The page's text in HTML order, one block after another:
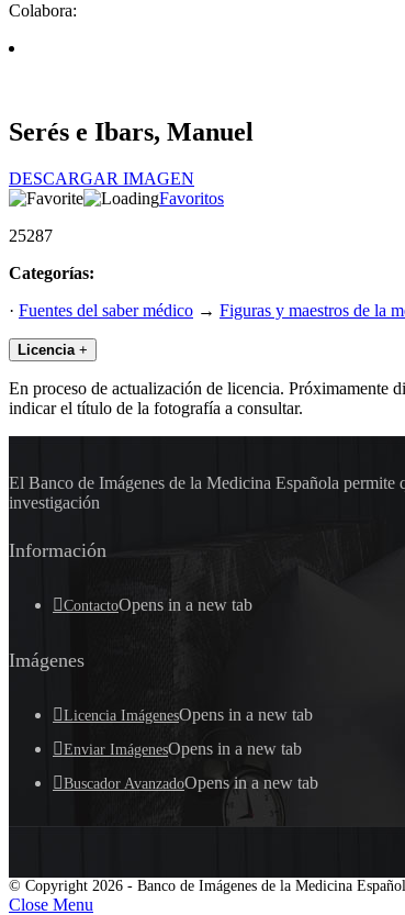
Colabora:
Serés e Ibars, Manuel
DESCARGAR IMAGEN
Favoritos
25287
Categorías:
· Fuentes del saber médico → Figuras y maestros de la
Licencia +
En proceso de actualización de licencia. Próximamente
indicar el título de la fotografía a consultar.
El Banco de Imágenes de la Medicina Española
investigación
Información
ContactoOpens in a new tab
Imágenes
Licencia ImágenesOpens in a new tab
Enviar ImágenesOpens in a new tab
Buscador AvanzadoOpens in a new tab
© Copyright 2026 - Banco de Imágenes de la Medicina
Close Menu